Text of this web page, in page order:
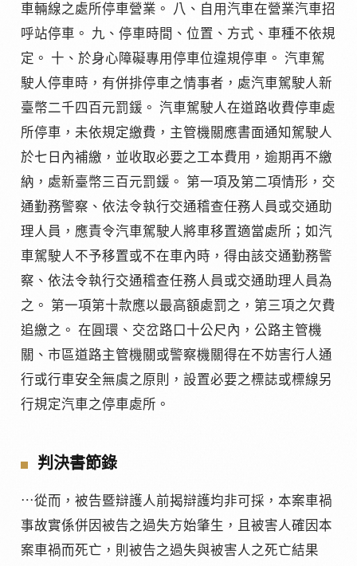
車輛線之處所停車營業。 八、自用汽車在營業汽車招
呼站停車。 九、停車時間、位置、方式、車種不依規
定。 十、於身心障礙專用停車位違規停車。 汽車駕
駛人停車時，有併排停車之情事者，處汽車駕駛人新
臺幣二千四百元罰鍰。 汽車駕駛人在道路收費停車處
所停車，未依規定繳費，主管機關應書面通知駕駛人
於七日內補繳，並收取必要之工本費用，逾期再不繳
納，處新臺幣三百元罰鍰。 第一項及第二項情形，交
通勤務警察、依法令執行交通稽查任務人員或交通助
理人員，應責令汽車駕駛人將車移置適當處所；如汽
車駕駛人不予移置或不在車內時，得由該交通勤務警
察、依法令執行交通稽查任務人員或交通助理人員為
之。 第一項第十款應以最高額處罰之，第三項之欠費
追繳之。 在圓環、交岔路口十公尺內，公路主管機
關、市區道路主管機關或警察機關得在不妨害行人通
行或行車安全無虞之原則，設置必要之標誌或標線另
行規定汽車之停車處所。
判決書節錄
⋯從而，被告暨辯護人前揭辯護均非可採，本案車禍
事故實係併因被告之過失方始肇生，且被害人確因本
案車禍而死亡，則被告之過失與被害人之死亡結果